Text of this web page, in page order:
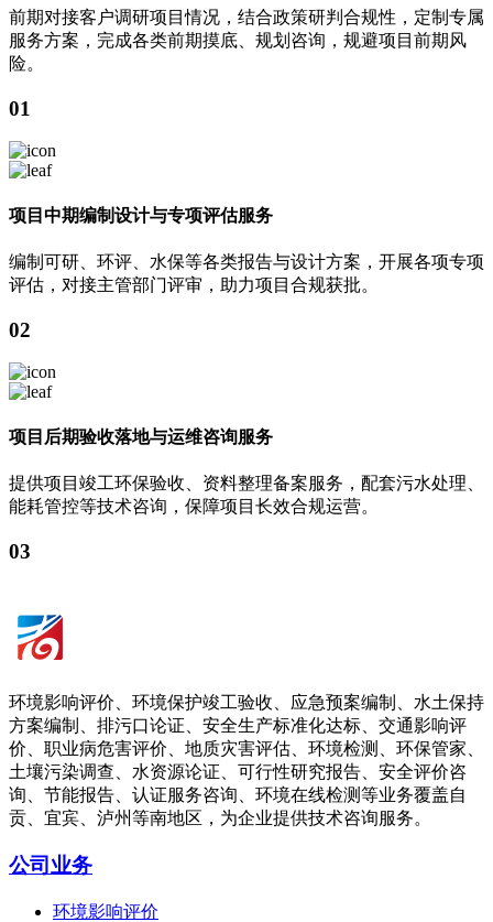
前期对接客户调研项目情况，结合政策研判合规性，定制专属
服务方案，完成各类前期摸底、规划咨询，规避项目前期风
险。
01
项目中期编制设计与专项评估服务
编制可研、环评、水保等各类报告与设计方案，开展各项专项
评估，对接主管部门评审，助力项目合规获批。
02
项目后期验收落地与运维咨询服务
提供项目竣工环保验收、资料整理备案服务，配套污水处理、
能耗管控等技术咨询，保障项目长效合规运营。
03
环境影响评价、环境保护竣工验收、应急预案编制、水土保持
方案编制、排污口论证、安全生产标准化达标、交通影响评
价、职业病危害评价、地质灾害评估、环境检测、环保管家、
土壤污染调查、水资源论证、可行性研究报告、安全评价咨
询、节能报告、认证服务咨询、环境在线检测等业务覆盖自
贡、宜宾、泸州等南地区，为企业提供技术咨询服务。
公司业务
环境影响评价